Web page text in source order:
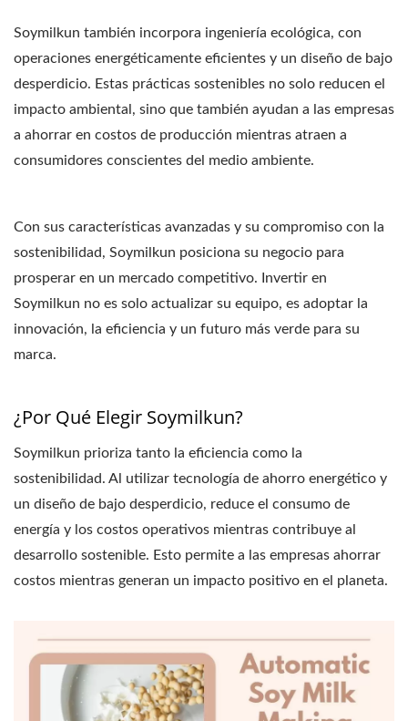
Soymilkun también incorpora ingeniería ecológica, con
operaciones energéticamente eficientes y un diseño de bajo
desperdicio. Estas prácticas sostenibles no solo reducen el
impacto ambiental, sino que también ayudan a las empresas
a ahorrar en costos de producción mientras atraen a
consumidores conscientes del medio ambiente.
Con sus características avanzadas y su compromiso con la
sostenibilidad, Soymilkun posiciona su negocio para
prosperar en un mercado competitivo. Invertir en
Soymilkun no es solo actualizar su equipo, es adoptar la
innovación, la eficiencia y un futuro más verde para su
marca.
¿Por Qué Elegir Soymilkun?
Soymilkun prioriza tanto la eficiencia como la
sostenibilidad. Al utilizar tecnología de ahorro energético y
un diseño de bajo desperdicio, reduce el consumo de
energía y los costos operativos mientras contribuye al
desarrollo sostenible. Esto permite a las empresas ahorrar
costos mientras generan un impacto positivo en el planeta.